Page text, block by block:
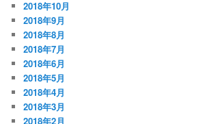
2018年10月
2018年9月
2018年8月
2018年7月
2018年6月
2018年5月
2018年4月
2018年3月
2018年2月